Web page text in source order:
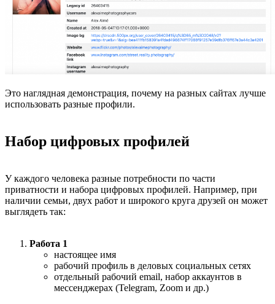
Это наглядная демонстрация, почему на разных сайтах лучше
использовать разные профили.
Набор цифровых профилей
У каждого человека разные потребности по части
приватности и набора цифровых профилей. Например, при
наличии семьи, двух работ и широкого круга друзей он может
выглядеть так:
Работа 1
настоящее имя
рабочий профиль в деловых социальных сетях
отдельный рабочий email, набор аккаунтов в
мессенджерах (Telegram, Zoom и др.)